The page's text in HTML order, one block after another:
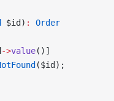
$id) :
Order
->value()]
($id);